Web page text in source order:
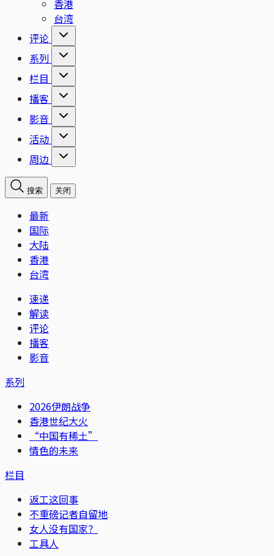
香港
台湾
评论
系列
栏目
播客
影音
活动
周边
搜索 关闭
最新
国际
大陆
香港
台湾
速递
解读
评论
播客
影音
系列
2026伊朗战争
香港世纪大火
“中国有稀土”
情色的未来
栏目
返工这回事
不重磅记者自留地
女人没有国家？
工具人